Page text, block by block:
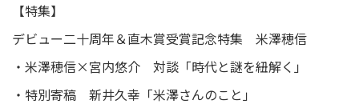
【特集】
デビュー二十周年＆直木賞受賞記念特集 米澤穂信
・米澤穂信×宮内悠介 対談「時代と謎を紐解く」
・特別寄稿 新井久幸「米澤さんのこと」